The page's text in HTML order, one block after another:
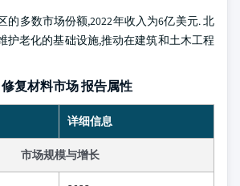
的多数市场份额,2022年收入为6亿美元. 北
护老化的基础设施,推动在建筑和土木工程
修复材料市场 报告属性
详细信息
市场规模与增长